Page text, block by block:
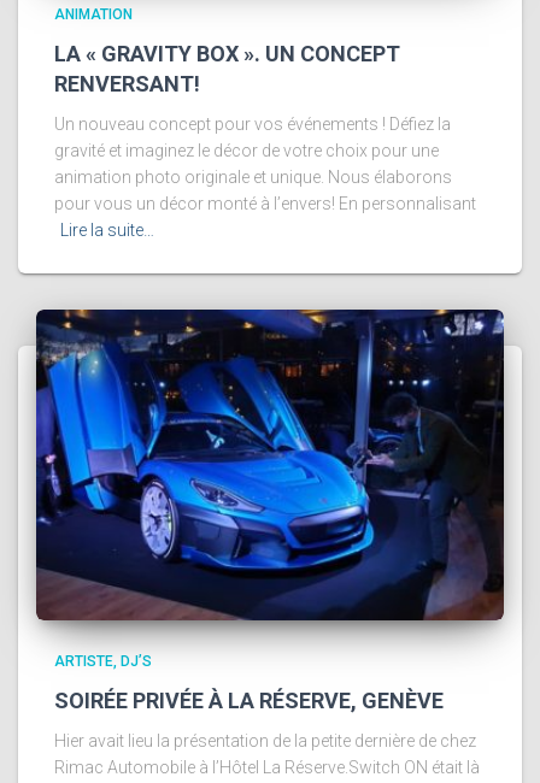
ANIMATION
LA « GRAVITY BOX ». UN CONCEPT
RENVERSANT!
Un nouveau concept pour vos événements ! Défiez la
gravité et imaginez le décor de votre choix pour une
animation photo originale et unique. Nous élaborons
pour vous un décor monté à l’envers! En personnalisant
Lire la suite…
ARTISTE, DJ’S
SOIRÉE PRIVÉE À LA RÉSERVE, GENÈVE
Hier avait lieu la présentation de la petite dernière de chez
Rimac Automobile à l’Hôtel La Réserve.Switch ON était là